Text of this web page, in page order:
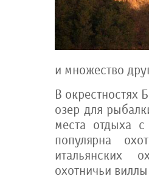
и множество
В окрестностях
озер для
места отдыха
популярна
итальянских
охотничьи